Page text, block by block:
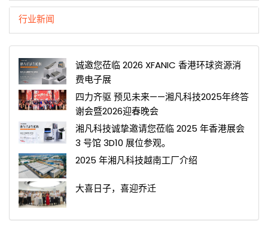
行业新闻
诚邀您莅临 2026 XFANIC 香港环球资源消
费电子展
四力齐驱 预见未来——湘凡科技2025年终答
谢会暨2026迎春晚会
湘凡科技诚挚邀请您莅临 2025 年香港展会
3 号馆 3D10 展位参观。
2025 年湘凡科技越南工厂介绍
大喜日子，喜迎乔迁